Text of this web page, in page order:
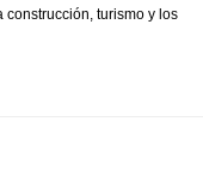
construcción, turismo y los